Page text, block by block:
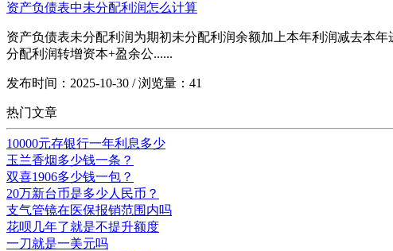
资产负债表中未分配利润怎么计算
资产负债表未分配利润为期初未分配利润余额加上本年利润减去本
分配利润转增资本+盈余公......
发布时间：2025-10-30 / 浏览量：41
热门文章
10000元存银行一年利息多少
玉兰香烟多少钱一条？
双喜1906多少钱一包？
20万新台币是多少人民币？
支气管镜在医保报销范围内吗
花呗几年了就是不提升额度
一刀就是一美元吗